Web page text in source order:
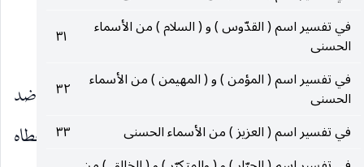
في تفسير اسم ( القدّوس ) و ( السلام ) من الأسماء
الحسنى
٣١
في تفسير اسم ( المؤمن ) و ( المهيمن ) من الأسماء
الحسنى
٣٢
في تفسير اسم ( العزيز ) من الأسماء الحسنى
٣٣
الوفيّ :
معناه : أنّه يفي بعهده ويوفي بوعده ، والوفاء ضد
الغدر ، ووفى الشيء : تم وكثر ، ووفّاه حقه وأوفاه : أعطاه